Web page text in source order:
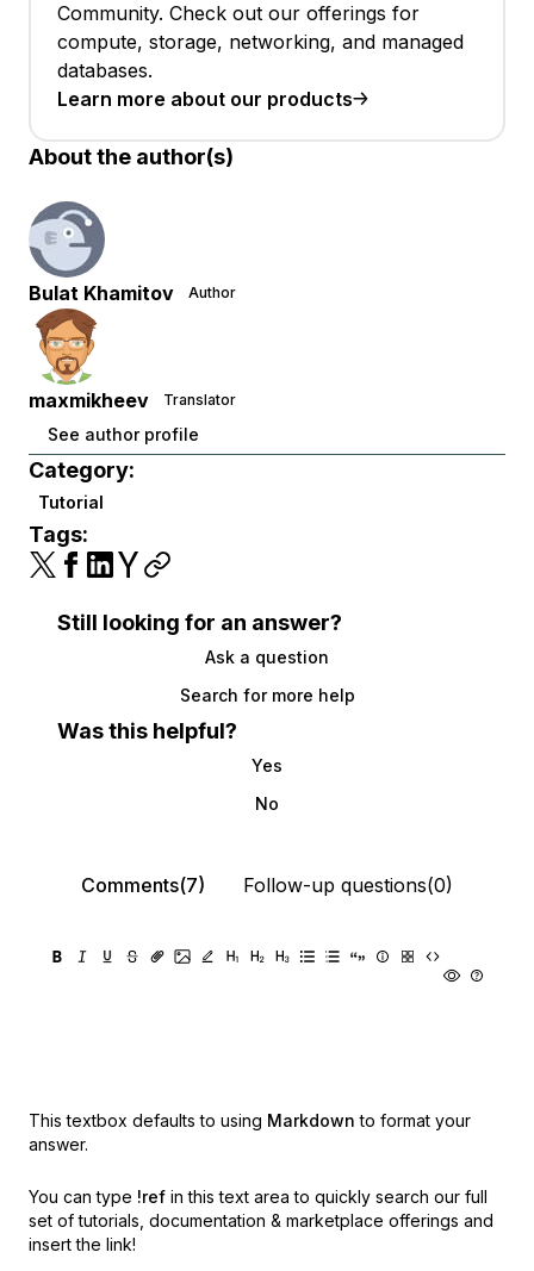
Community. Check out our offerings for
compute, storage, networking, and managed
databases.
Learn more about our products
About the author(s)
Bulat Khamitov Author
maxmikheev Translator
See author profile
Category:
Tutorial
Tags:
Still looking for an answer?
Ask a question
Search for more help
Was this helpful?
Yes
No
Comments(7) Follow-up questions(0)
This textbox defaults to using Markdown to format your
answer.
You can type !ref in this text area to quickly search our full
set of tutorials, documentation & marketplace offerings and
insert the link!